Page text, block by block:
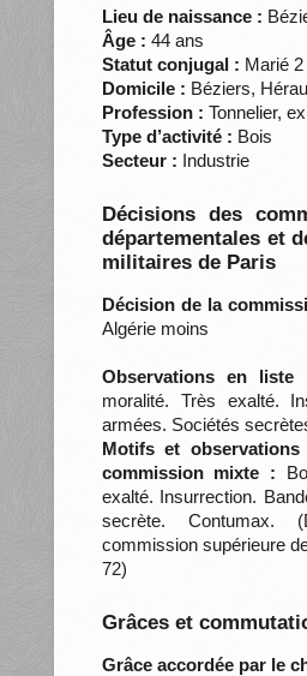
Lieu de naissance :
Âge : 44 ans
Statut conjugal : Marié
Domicile : Béziers,
Profession : Tonnelier,
Type d’activité : Bois
Secteur : Industrie
Décisions des
départementales et
militaires de Paris
Décision de la
Algérie moins
Observations en liste
moralité. Très exalté.
armées. Sociétés
Motifs et
commission mixte :
exalté. Insurrection.
secrète. Contumax.
commission supérieure
72)
Grâces et
Grâce accordée par le